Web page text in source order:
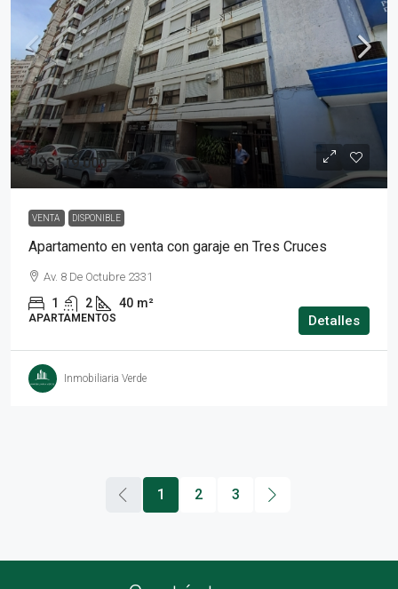
U$S119.000
VENTA DISPONIBLE
Apartamento en venta con garaje en Tres Cruces
Av. 8 De Octubre 2331
1 2 40 m²
APARTAMENTOS Detalles
Inmobiliaria Verde
1 2 3